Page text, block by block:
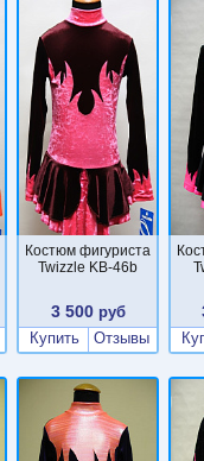
Костюм фигуриста
Twizzle KB-46b
3 500руб
Купить
Отзывы